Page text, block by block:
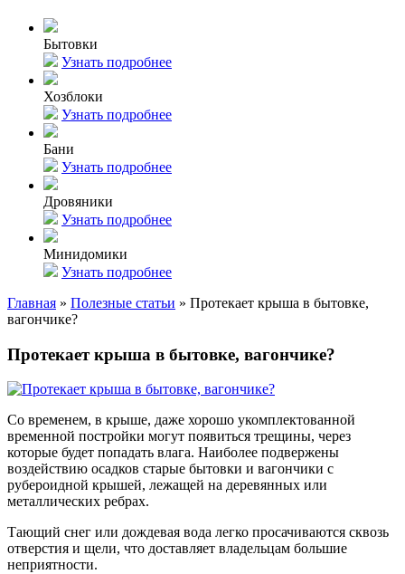
Бытовки
Узнать подробнее
Хозблоки
Узнать подробнее
Бани
Узнать подробнее
Дровяники
Узнать подробнее
Минидомики
Узнать подробнее
Главная » Полезные статьи » Протекает крыша в бытовке,
вагончике?
Протекает крыша в бытовке, вагончике?
Со временем, в крыше, даже хорошо укомплектованной
временной постройки могут появиться трещины, через
которые будет попадать влага. Наиболее подвержены
воздействию осадков старые бытовки и вагончики с
рубероидной крышей, лежащей на деревянных или
металлических ребрах.
Тающий снег или дождевая вода легко просачиваются сквозь
отверстия и щели, что доставляет владельцам большие
неприятности.